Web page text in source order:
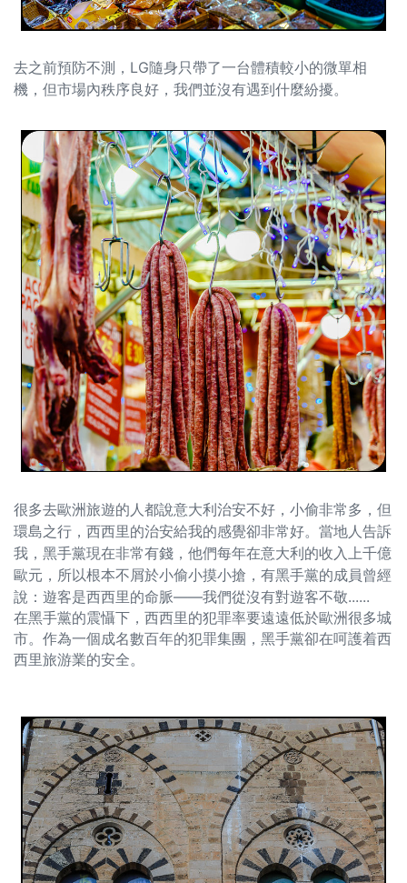
去之前預防不測，LG隨身只帶了一台體積較小的微單相
機，但市場內秩序良好，我們並沒有遇到什麼紛擾。
很多去歐洲旅遊的人都說意大利治安不好，小偷非常多，但
環島之行，西西里的治安給我的感覺卻非常好。當地人告訴
我，黑手黨現在非常有錢，他們每年在意大利的收入上千億
歐元，所以根本不屑於小偷小摸小搶，有黑手黨的成員曾經
說：遊客是西西里的命脈——我們從沒有對遊客不敬......
在黑手黨的震懾下，西西里的犯罪率要遠遠低於歐洲很多城
市。作為一個成名數百年的犯罪集團，黑手黨卻在呵護着西
西里旅游業的安全。